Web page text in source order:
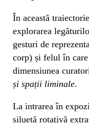
În această
explorarea
gesturi de
corp) și felul în
dimensiunea
și spații liminale.
La intrarea în
siluetă rotativă